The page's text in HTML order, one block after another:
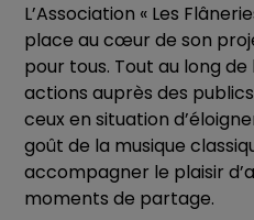
L’Association « Les
place au cœur de son
pour tous. Tout au long de
actions auprès des
ceux en situation
goût de la musique
accompagner le plaisir
moments de partage.